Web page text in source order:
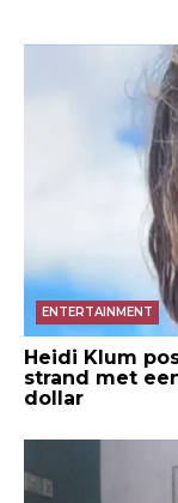
ENTERTAINMENT
Heidi Klum
strand met
dollar